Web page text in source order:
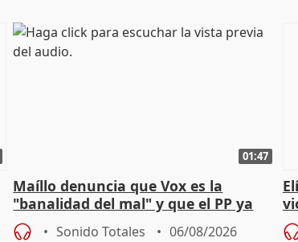
01:47
Maíllo denuncia que Vox es la
"banalidad del mal" y que el PP ya
asume todas sus tesis
Sonido Totales 06/08/2026